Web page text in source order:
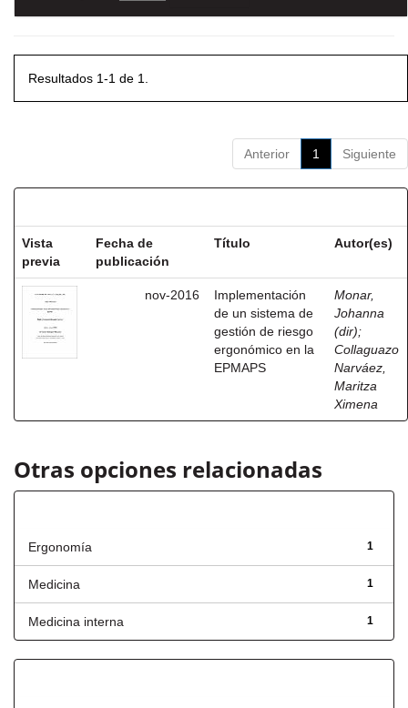
Resultados 1-1 de 1.
Anterior 1 Siguiente
Vista
previa
Fecha de
publicación
Título Autor(es)
nov-2016
Implementación
de un sistema de
gestión de riesgo
ergonómico en la
EPMAPS
Monar,
Johanna
(dir);
Collaguazo
Narváez,
Maritza
Ximena
Otras opciones relacionadas
1
Ergonomía
1
Medicina
1
Medicina interna